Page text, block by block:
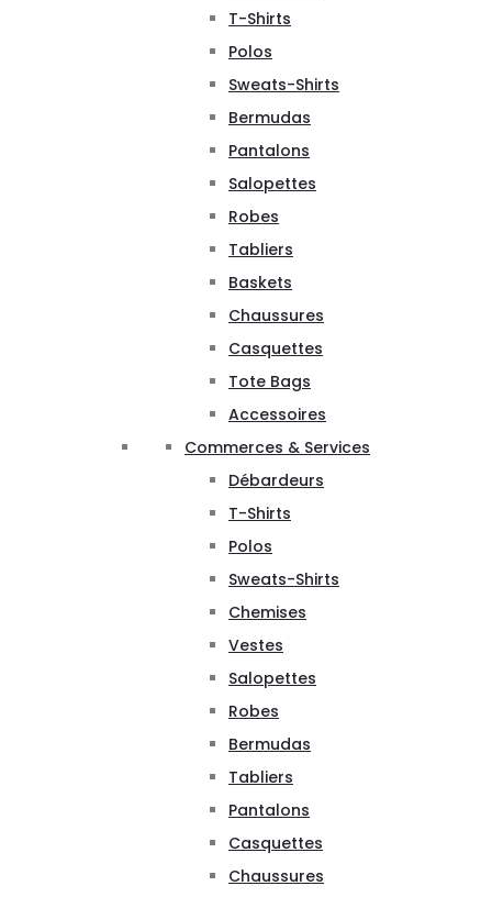
T-Shirts
Polos
Sweats-Shirts
Bermudas
Pantalons
Salopettes
Robes
Tabliers
Baskets
Chaussures
Casquettes
Tote Bags
Accessoires
Commerces & Services
Débardeurs
T-Shirts
Polos
Sweats-Shirts
Chemises
Vestes
Salopettes
Robes
Bermudas
Tabliers
Pantalons
Casquettes
Chaussures